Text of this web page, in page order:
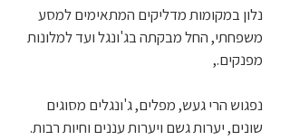
נלון במקומות מדליקים המתאימים למסע
משפחתי, החל מבקתה בג'ונגל ועד למלונות
מפנקים.,
נפגוש הרי געש, מפלים, ג'ונגלים מסוגים
שונים, יערות גשם ויערות עננים וחיות רבות.